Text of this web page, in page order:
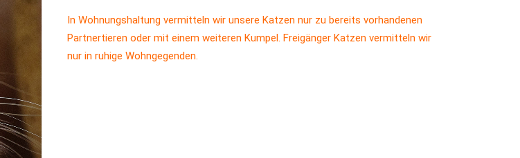
In Wohnungshaltung vermitteln wir unsere Katzen nur zu bereits vorhandenen
Partnertieren oder mit einem weiteren Kumpel. Freigänger Katzen vermitteln wir
nur in ruhige Wohngegenden.